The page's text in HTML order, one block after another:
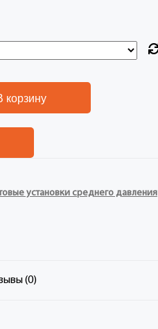
корзину
установки среднего давления
(0)